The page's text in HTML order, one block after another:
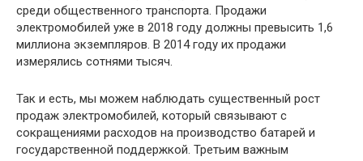
среди общественного транспорта. Продажи
электромобилей уже в 2018 году должны превысить 1,6
миллиона экземпляров. В 2014 году их продажи
измерялись сотнями тысяч.
Так и есть, мы можем наблюдать существенный рост
продаж электромобилей, который связывают с
сокращениями расходов на производство батарей и
государственной поддержкой. Третьим важным